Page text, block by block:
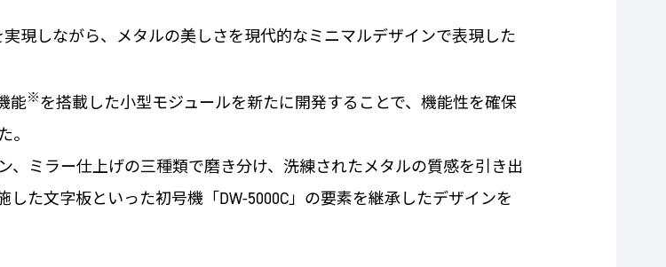
現しながら、メタルの美しさを現代的なミニマルデザインで表現した
能※を搭載した小型モジュールを新たに開発することで、機能性を確保
。
ミラー仕上げの三種類で磨き分け、洗練されたメタルの質感を引き出
た文字板といった初号機「DW-5000C」の要素を継承したデザインを